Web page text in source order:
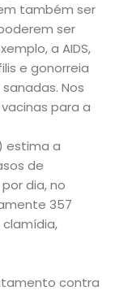
também ser
ser
a AIDS,
e gonorreia
Nos
para a
estima a
de
dia, no
357
clamídia,
contra